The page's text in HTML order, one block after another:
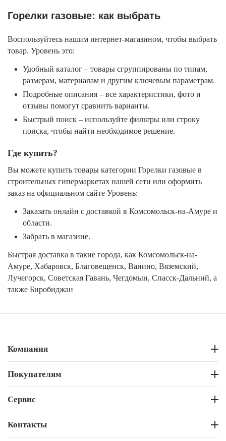
Горелки газовые: как выбрать
Воспользуйтесь нашим интернет-магазином, чтобы выбрать
товар. Уровень это:
Удобный каталог – товары сгруппированы по типам,
размерам, материалам и другим ключевым параметрам.
Подробные описания – все характеристики, фото и
отзывы помогут сравнить варианты.
Быстрый поиск – используйте фильтры или строку
поиска, чтобы найти необходимое решение.
Где купить?
Вы можете купить товары категории Горелки газовые в
строительных гипермаркетах нашей сети или оформить
заказ на официальном сайте Уровень:
Заказать онлайн с доставкой в Комсомольск-на-Амуре и
области.
Забрать в магазине.
Быстрая доставка в такие города, как Комсомольск-на-
Амуре, Хабаровск, Благовещенск, Ванино, Вяземский,
Лучегорск, Советская Гавань, Чегдомын, Спасск-Дальний, а
также Биробиджан
Компания
Покупателям
Сервис
Контакты